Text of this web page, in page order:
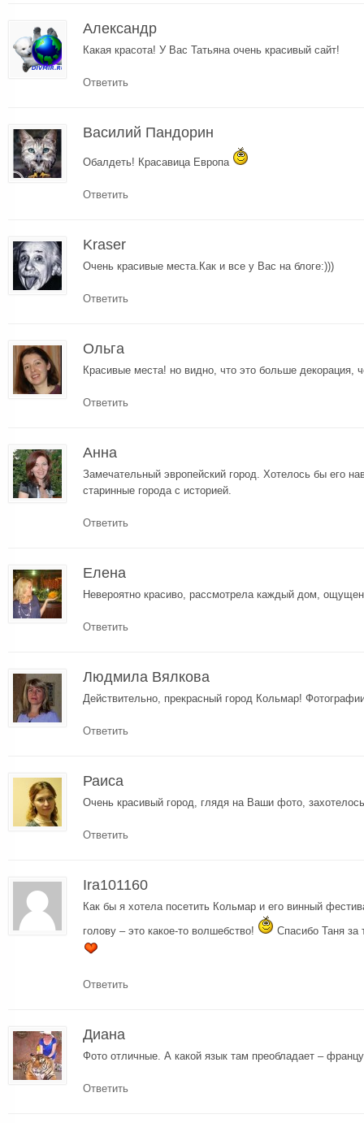
Александр
Какая красота! У Вас Татьяна очень красивый сайт!
Ответить
Василий Пандорин
Обалдеть! Красавица Европа
Ответить
Kraser
Очень красивые места.Как и все у Вас на блоге:)))
Ответить
Ольга
Красивые места! но видно, что это больше декорация,
Ответить
Анна
Замечательный эвропейский город. Хотелось бы его
старинные города с историей.
Ответить
Елена
Невероятно красиво, рассмотрела каждый дом,
Ответить
Людмила Вялкова
Действительно, прекрасный город Кольмар!
Ответить
Раиса
Очень красивый город, глядя на Ваши фото,
Ответить
Ira101160
Как бы я хотела посетить Кольмар и его винный
голову – это какое-то волшебство!
Спасибо Таня за
Ответить
Диана
Фото отличные. А какой язык там преобладает –
Ответить